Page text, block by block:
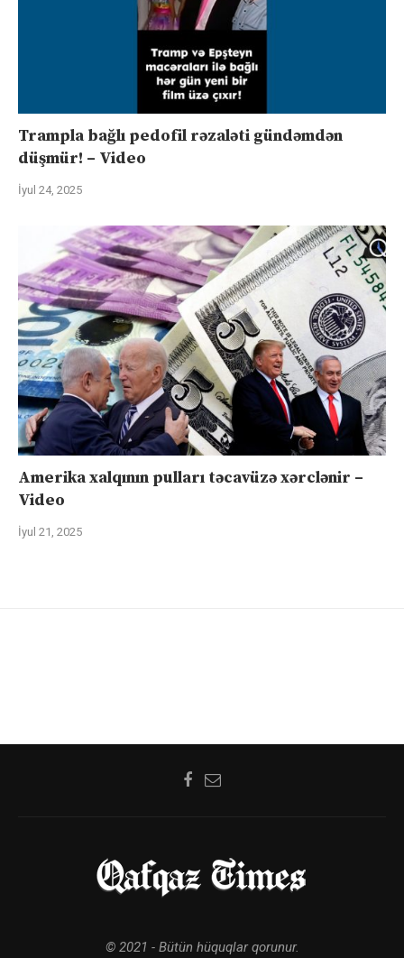
Trampla bağlı pedofil rəzaləti gündəmdən
düşmür! – Video
İyul 24, 2025
Amerika xalqının pulları təcavüzə xərclənir –
Video
İyul 21, 2025
© 2021 - Bütün hüquqlar qorunur.